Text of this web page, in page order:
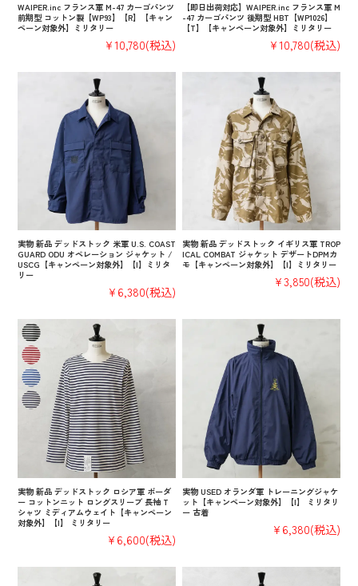
WAIPER.inc フランス軍 M-47 カーゴパンツ
前期型 コットン製【WP93】【R】【キャン
ペーン対象外】ミリタリー
¥10,780(税込)
【即日出荷対応】WAIPER.inc フランス軍 M
-47 カーゴパンツ 後期型 HBT【WP1026】
【T】【キャンペーン対象外】ミリタリー
¥10,780(税込)
実物 新品 デッドストック 米軍 U.S. COAST
GUARD ODU オペレーション ジャケット /
USCG【キャンペーン対象外】【I】ミリタ
リー
¥6,380(税込)
実物 新品 デッドストック イギリス軍 TROP
ICAL COMBAT ジャケット デザートDPMカ
モ【キャンペーン対象外】【I】ミリタリー
¥3,850(税込)
実物 新品 デッドストック ロシア軍 ボーダ
ー コットンニット ロングスリーブ 長袖 T
シャツ ミディアムウェイト【キャンペーン
対象外】【I】 ミリタリー
¥6,600(税込)
実物 USED オランダ軍 トレーニングジャケ
ット【キャンペーン対象外】【I】 ミリタリ
ー 古着
¥6,380(税込)